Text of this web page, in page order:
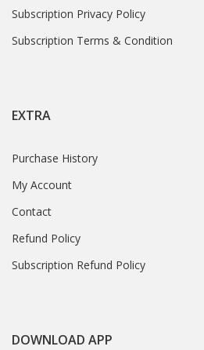
Subscription Privacy Policy
Subscription Terms & Condition
EXTRA
Purchase History
My Account
Contact
Refund Policy
Subscription Refund Policy
DOWNLOAD APP